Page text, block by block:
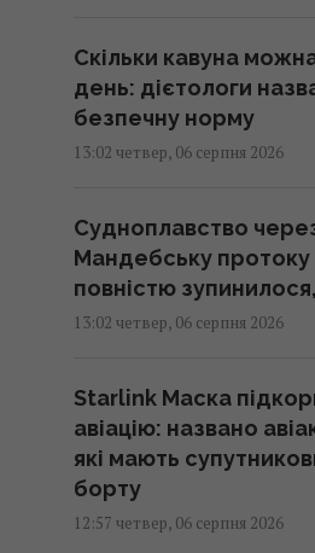
Скільки кавуна можна
день: дієтологи
безпечну норму
13:02 четвер, 06 серпня 2026
Судноплавство
Мандебську
повністю
13:02 четвер, 06 серпня 2026
Starlink Маска
авіацію: названо
які мають
борту
12:57 четвер, 06 серпня 2026